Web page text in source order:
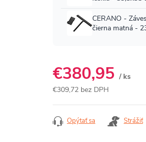
€380,95 / ks
€309,72 bez DPH
Opýtať sa Strážiť